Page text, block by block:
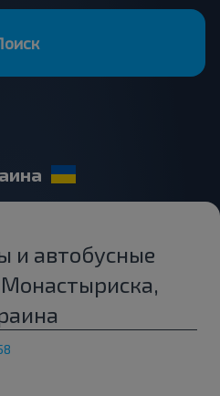
и автобусные